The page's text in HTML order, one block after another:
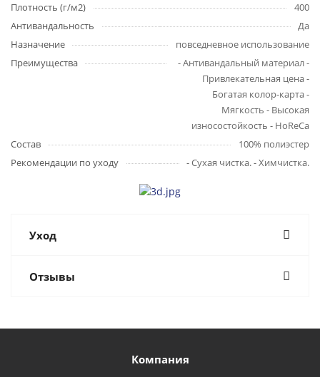
Плотность (г/м2)
400
Антивандальность
Да
Назначение
повседневное использование
Преимущества
- Антивандальный материал -
Привлекательная цена -
Богатая колор-карта -
Мягкость - Высокая
износостойкость - HoReCa
Состав
100% полиэстер
Рекомендации по уходу
- Сухая чистка. - Химчистка.
Уход
Отзывы
Компания